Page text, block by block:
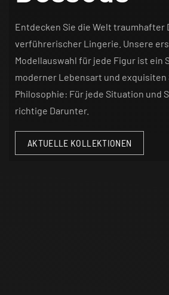
Entdecken Sie die Welt traumhafter
verführerischer Lingerie. Unsere
Modellauswahl für jede Figur ist ein
moderner Lebensart und exquisiten
Philosophie: Für jede Situation und
richtige Darunter.
AKTUELLE KOLLEKTIONEN